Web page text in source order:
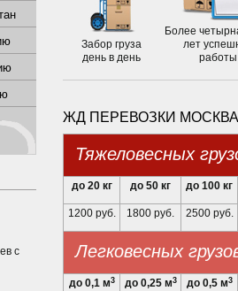
Забор груза
день в день
Более
лет
работы
ЖД ПЕРЕВОЗКИ
Тяжеловесных
до 20 кг до 50 кг до 100 кг
1200 руб. 1800 руб. 2500 руб.
Легковесных
до 0,1 м3 до 0,25 м3 до 0,5 м3
с